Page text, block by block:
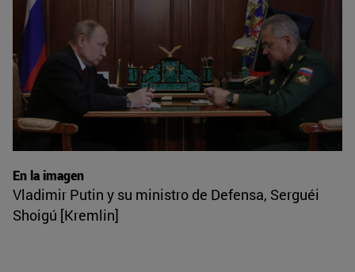
En la imagen
Vladimir Putin y su ministro de Defensa, Serguéi
Shoigú [Kremlin]